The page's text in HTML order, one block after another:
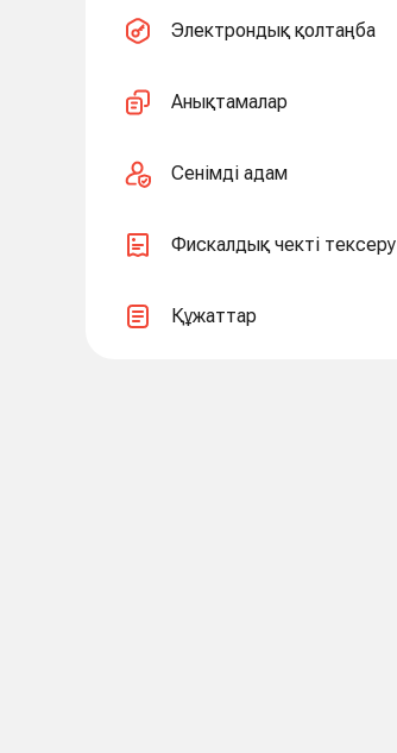
Электрондық қолтаңба
Анықтамалар
Сенімді адам
Фискалдық чекті тексеру
Құжаттар